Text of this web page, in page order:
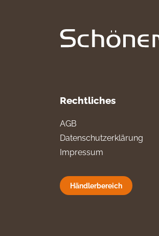
Rechtliches
AGB
Datenschutzerklärung
Impressum
Händlerbereich